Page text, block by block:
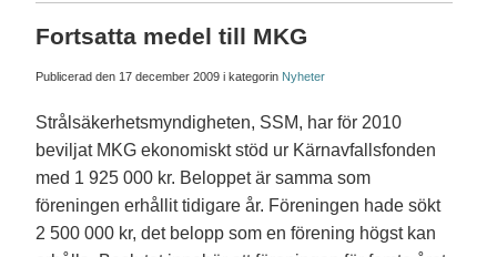
Fortsatta medel till MKG
Publicerad den 17 december 2009 i kategorin Nyheter
Strålsäkerhetsmyndigheten, SSM, har för 2010
beviljat MKG ekonomiskt stöd ur Kärnavfallsfonden
med 1 925 000 kr. Beloppet är samma som
föreningen erhållit tidigare år. Föreningen hade sökt
2 500 000 kr, det belopp som en förening högst kan